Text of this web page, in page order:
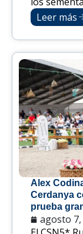
Leer más
Alex
Cerdanya
prueba
agosto 7,